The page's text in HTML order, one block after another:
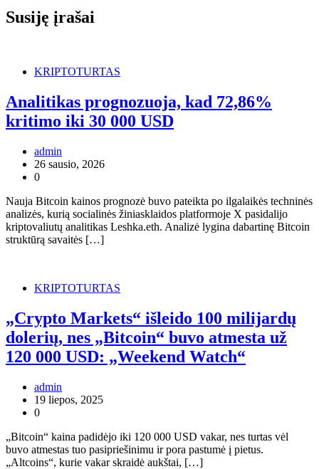
Susiję įrašai
KRIPTOTURTAS
Analitikas prognozuoja, kad 72,86%
kritimo iki 30 000 USD
admin
26 sausio, 2026
0
Nauja Bitcoin kainos prognozė buvo pateikta po ilgalaikės techninės
analizės, kurią socialinės žiniasklaidos platformoje X pasidalijo
kriptovaliutų analitikas Leshka.eth. Analizė lygina dabartinę Bitcoin
struktūrą savaitės […]
KRIPTOTURTAS
„Crypto Markets“ išleido 100 milijardų
dolerių, nes „Bitcoin“ buvo atmesta už
120 000 USD: „Weekend Watch“
admin
19 liepos, 2025
0
„Bitcoin“ kaina padidėjo iki 120 000 USD vakar, nes turtas vėl
buvo atmestas tuo pasipriešinimu ir pora pastumė į pietus.
„Altcoins“, kurie vakar skraidė aukštai, […]